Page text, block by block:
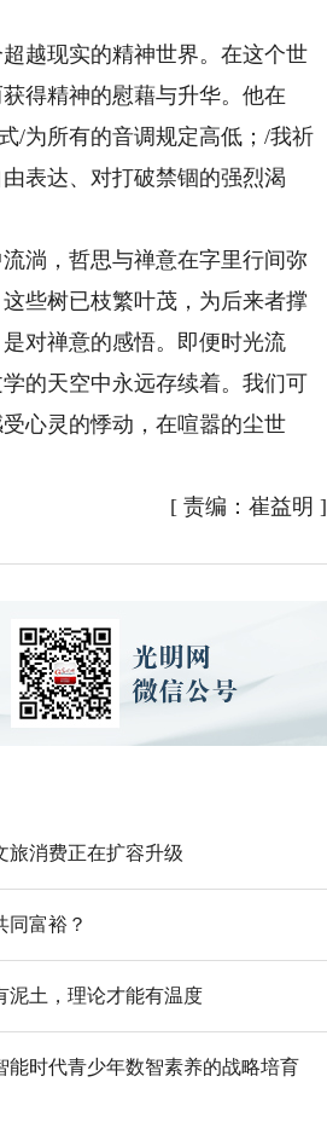
越现实的精神世界。在这个世
得精神的慰藉与升华。他在
/为所有的音调规定高低；/我祈
表达、对打破禁锢的强烈渴
淌，哲思与禅意在字里行间弥
些树已枝繁叶茂，为后来者撑
对禅意的感悟。即便时光流
的天空中永远存续着。我们可
心灵的悸动，在喧嚣的尘世
[ 责编：崔益明 ]
旅消费正在扩容升级
同富裕？
泥土，理论才能有温度
能时代青少年数智素养的战略培育